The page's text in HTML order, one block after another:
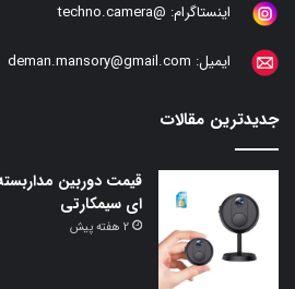
اینستاگرام: @techno.camera
ایمیل: deman.mansory@gmail.com
جدیدترین مقالات
قیمت دوربین
ای سیمکارتی
2 هفته پیش